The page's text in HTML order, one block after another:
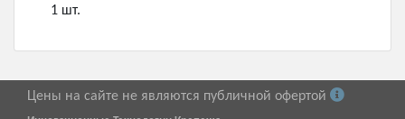
1 шт.
Цены на сайте не являются публичной офертой